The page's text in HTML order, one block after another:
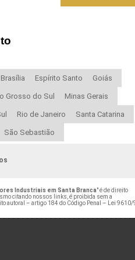
Brasília Espírito Santo Goiás
Grosso do Sul Minas Gerais
Rio de Janeiro Santa Catarina
São Sebastião
Industriais em Santa Branca" é de direito
citando nossos links, é proibida sem a
autoral – artigo 184 do Código Penal – Lei 9610/